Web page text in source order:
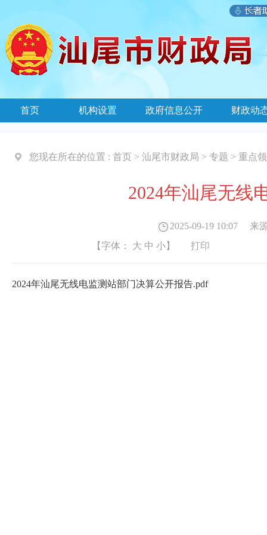
首页 机构设置 政府信息公开 财政动
您现在所在的位置 : 首页 > 汕尾市财政局 > 专题 > 重点
2024年汕尾无线
2025-09-19 10:07 来
【字体： 大 中 小】 打印
2024年汕尾无线电监测站部门决算公开报告.pdf